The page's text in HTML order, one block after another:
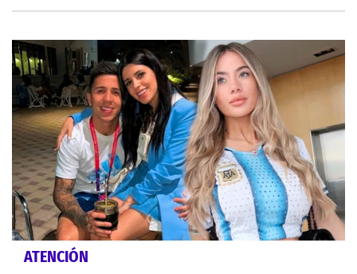
ATENCIÓN